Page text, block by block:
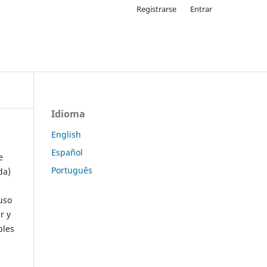
Registrarse Entrar
y
Idioma
English
Español
Português